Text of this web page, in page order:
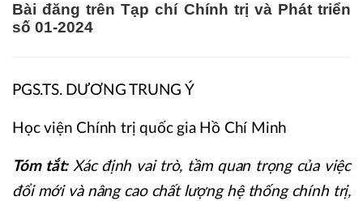
Bài đăng trên Tạp chí Chính trị và Phát triển
số 01-2024
PGS.TS. DƯƠNG TRUNG Ý
Học viện Chính trị quốc gia Hồ Chí Minh
Tóm tắt: Xác định vai trò, tầm quan trọng của việc
đổi mới và nâng cao chất lượng hệ thống chính trị,